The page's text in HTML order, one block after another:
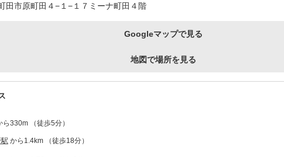
田市原町田４−１−１７ミーナ町田４階
Googleマップで見る
地図で場所を見る
ら330m （徒歩5分）
から1.4km （徒歩18分）